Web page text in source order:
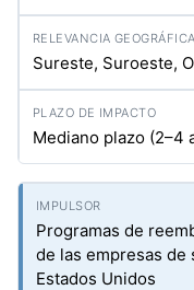
Sureste, Suroeste,
Mediano plazo (2–4
Programas de
de las empresas
Estados Unidos